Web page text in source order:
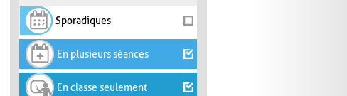
Sporadiques
En plusieurs séances
En classe seulement